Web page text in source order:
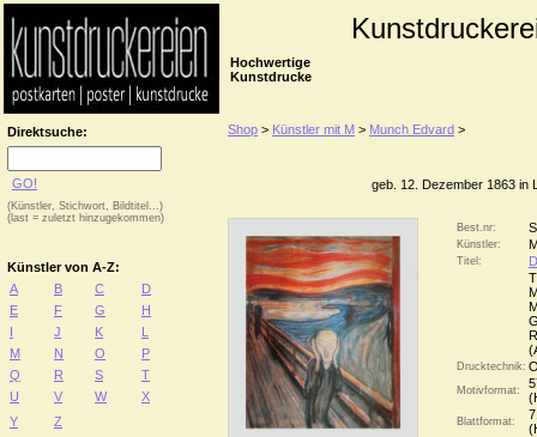
Hochwertige
Kunstdrucke
Direktsuche:
GO!
(Künstler, Stichwort, Bildtitel...)
(last = zuletzt hinzugekommen)
Künstler von A-Z:
A
B C
D
E
F G
H
I
J K
L
M
N O
P
Q
R S
T
U
V W
X
Y
Z
Shop > Künstler mit M > Munch Edvard >
geb. 12. Dezember 1863 in
Best.nr:
Künstler:
Titel:
Drucktechnik:
Motivformat:
Blattformat: